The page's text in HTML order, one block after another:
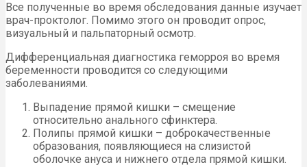
Все полученные во время обследования данные изучает
врач-проктолог. Помимо этого он проводит опрос,
визуальный и пальпаторный осмотр.
Дифференциальная диагностика геморроя во время
беременности проводится со следующими
заболеваниями.
Выпадение прямой кишки – смещение
относительно анального сфинктера.
Полипы прямой кишки – доброкачественные
образования, появляющиеся на слизистой
оболочке ануса и нижнего отдела прямой кишки.